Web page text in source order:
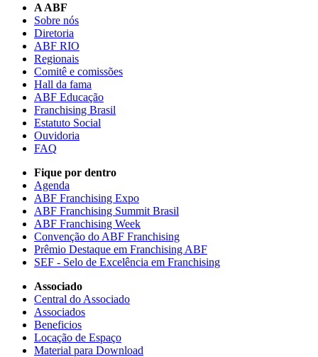
A ABF
Sobre nós
Diretoria
ABF RIO
Regionais
Comitê e comissões
Hall da fama
ABF Educação
Franchising Brasil
Estatuto Social
Ouvidoria
FAQ
Fique por dentro
Agenda
ABF Franchising Expo
ABF Franchising Summit Brasil
ABF Franchising Week
Convenção do ABF Franchising
Prêmio Destaque em Franchising ABF
SEF - Selo de Excelência em Franchising
Associado
Central do Associado
Associados
Beneficios
Locação de Espaço
Material para Download